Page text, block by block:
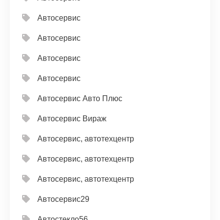
Автосервис
Автосервис
Автосервис
Автосервис
Автосервис Авто Плюс
Автосервис Вираж
Автосервис, автотехцентр
Автосервис, автотехцентр
Автосервис, автотехцентр
Автосервис29